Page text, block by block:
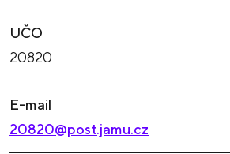
UČO
20820
E-mail
20820@post.jamu.cz